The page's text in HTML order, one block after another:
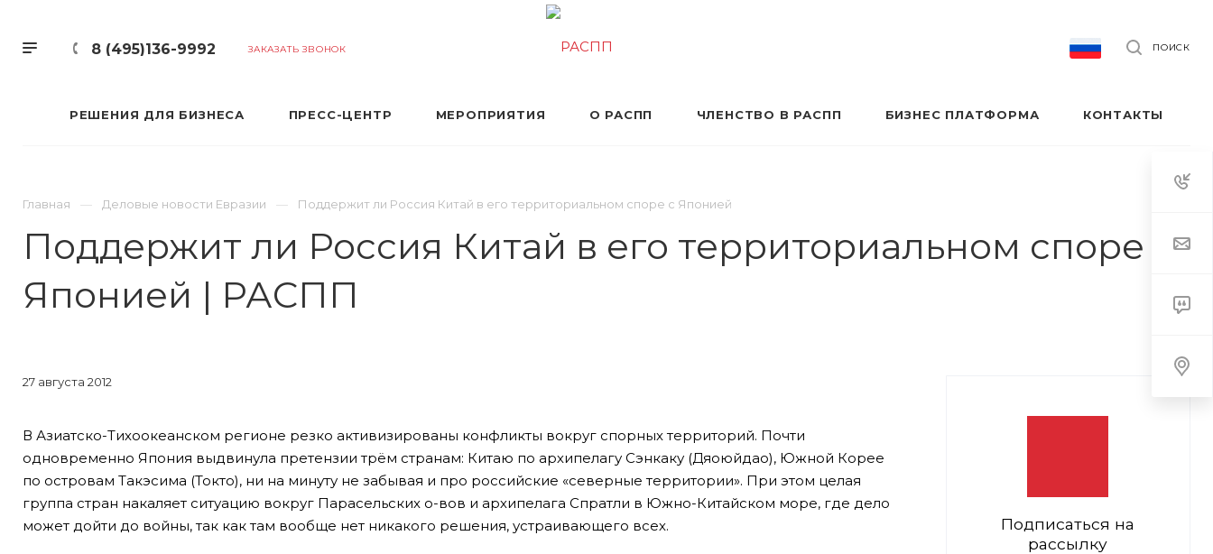
8 (495)136-9992 ЗАКАЗАТЬ ЗВОНОК ПОИСК
РЕШЕНИЯ ДЛЯ БИЗНЕСА ПРЕСС-ЦЕНТР МЕРОПРИЯТИЯ О РАСПП ЧЛЕНСТВО В РАСПП БИЗНЕС ПЛАТФОРМА КОНТАКТЫ
Главная Деловые новости Евразии Поддержит ли Россия Китай в его территориальном споре с Японией
Поддержит ли Россия Китай в его территориальном споре с
Японией | РАСПП
27 августа 2012
В Азиатско-Тихоокеанском регионе резко активизированы конфликты вокруг спорных территорий. Почти
одновременно Япония выдвинула претензии трём странам: Китаю по архипелагу Сэнкаку (Дяоюйдао), Южной Корее
по островам Такэсима (Токто), ни на минуту не забывая и про российские «северные территории». При этом целая
группа стран накаляет ситуацию вокруг Парасельских о-вов и архипелага Спратли в Южно-Китайском море, где дело
может дойти до войны, так как там вообще нет никакого решения, устраивающего всех.
Подписаться на
рассылку